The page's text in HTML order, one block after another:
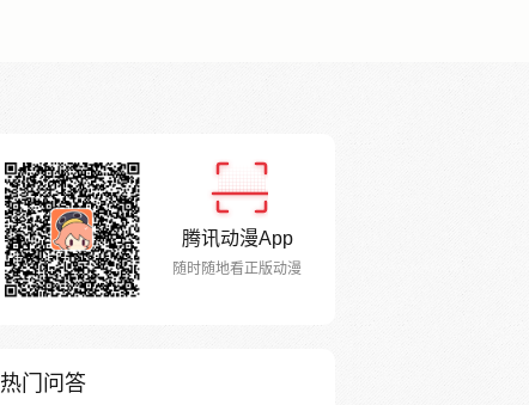
腾讯动漫App
随时随地看正版动漫
热门问答